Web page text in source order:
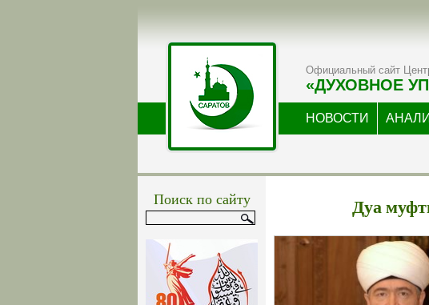
Официальный сайт
«ДУХОВНОЕ
НОВОСТИ
Поиск по сайту Дуа